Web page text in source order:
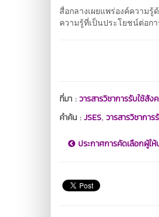
สื่อกลางเผยแพร่องค์ความ
ความรู้ที่เป็นประโยชน์ต่อ
ที่มา :วารสารวิชาการรับใช้
คำค้น :JSES, วารสารวิชากา
ประกาศการคัดเลือกผู้ใ